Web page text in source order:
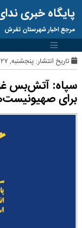
پایگاه خبری
مرجع اخبار شهرستان تفرش
تاریخ انتشار: پنجشنبه, ۲۷ دی ۱۴۰۳ ساعت:10:37
سپاه: آتش‌بس
برای